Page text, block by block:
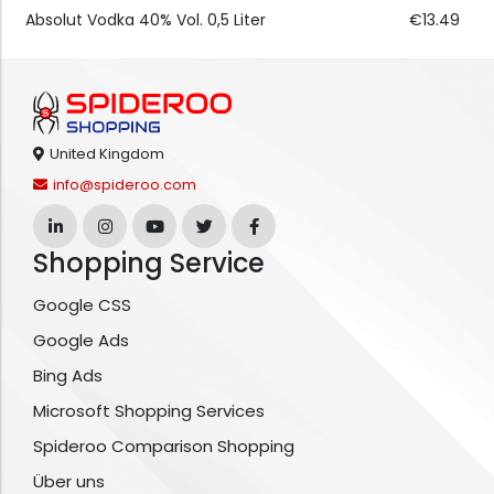
Absolut Vodka 40% Vol. 0,5 Liter
€13.49
United Kingdom
info@spideroo.com
Shopping Service
Google CSS
Google Ads
Bing Ads
Microsoft Shopping Services
Spideroo Comparison Shopping
Über uns